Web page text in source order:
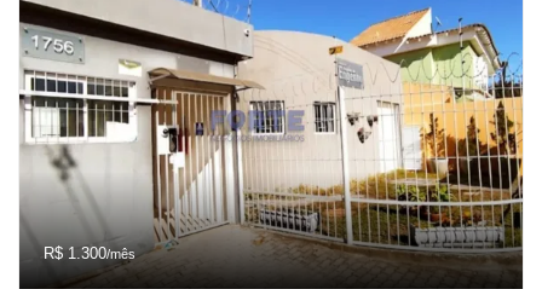
R$ 1.300/mês